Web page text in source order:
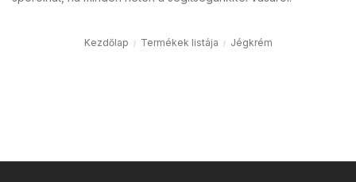
Kezdőlap Termékek listája Jégkrém